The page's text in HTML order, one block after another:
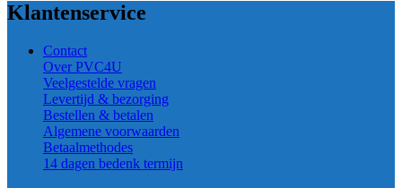
Klantenservice
Contact
Over PVC4U
Veelgestelde vragen
Levertijd & bezorging
Bestellen & betalen
Algemene voorwaarden
Betaalmethodes
14 dagen bedenk termijn